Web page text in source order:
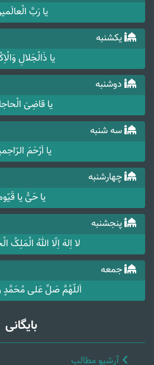
یا رَبَّ
یکشنبه
یا ذَالْجَلالِ
دوشنبه
یا قاضِیَ
سه شنبه
یا اَرْحَمَ
چهارشنبه
یا حَیُّ یا
پنجشنبه
لا اِلهَ اِلّا اللهُ الْمَلِکُ
جمعه
اَللّهُمَّ صَلِّ عَلی مُحَمَّدٍ
بایگانی
آرشیو مطالب